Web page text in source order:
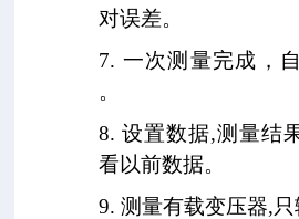
对误差。
7. 一次测量完成，
。
8. 设置数据,测量结
看以前数据。
9. 测量有载变压器,只